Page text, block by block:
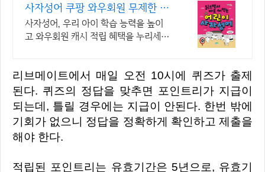
사자성어 쿠팡 와우회원 무제한 무
료배송
사자성어, 우리 아이 학습 능력을 높이
고 와우회원 캐시 적립 혜택을 누리세
리브메이트에서 매일 오전 10시에 퀴즈가 출제
된다. 퀴즈의 정답을 맞추면 포인트리가 지급이
되는데, 틀릴 경우에는 지급이 안된다. 한번 밖에
기회가 없으니 정답을 정확하게 확인하고 제출을
해야 한다.
적립된 포인트리는 유효기간은 5년으로, 유효기